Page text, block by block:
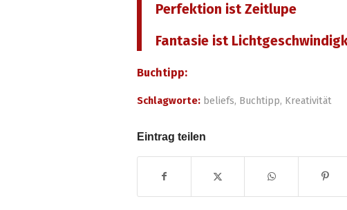
Perfektion ist Zeitlupe
Fantasie ist
Buchtipp:
Schlagworte: beliefs, Buchtipp, Kreativität
Eintrag teilen